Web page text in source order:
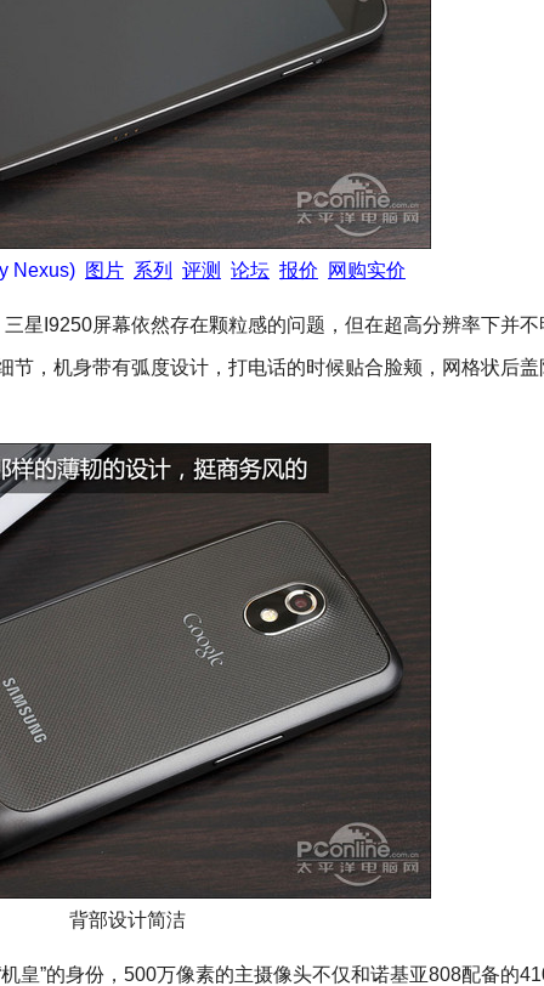
Nexus) 图片 系列 评测 论坛 报价 网购实价
I9250屏幕依然存在颗粒感的问题，但在超高分辨率下并不
节，机身带有弧度设计，打电话的时候贴合脸颊，网格状后
背部设计简洁
”的身份，500万像素的主摄像头不仅和诺基亚808配备的